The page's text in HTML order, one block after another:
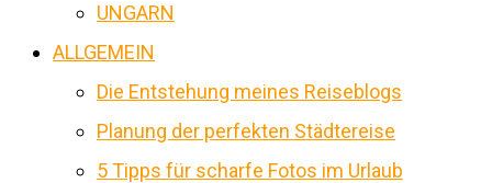
UNGARN
ALLGEMEIN
Die Entstehung meines Reiseblogs
Planung der perfekten Städtereise
5 Tipps für scharfe Fotos im Urlaub